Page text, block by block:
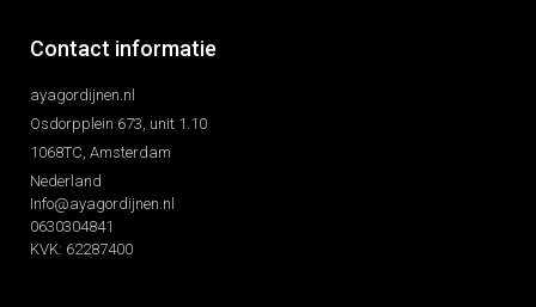
Contact informatie
ayagordijnen.nl
Osdorpplein 673, unit 1.10
1068TC, Amsterdam
Nederland
Info@ayagordijnen.nl
0630304841
KVK: 62287400